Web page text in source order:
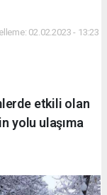
02.02.2023 - 13:23
etkili olan
yolu ulaşıma